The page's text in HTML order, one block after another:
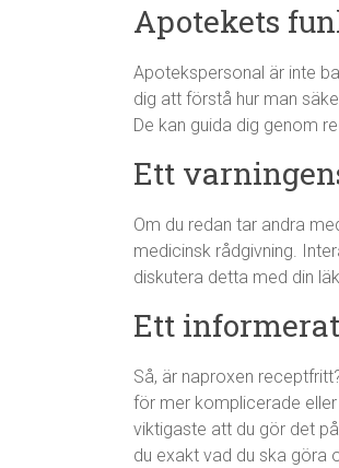
Apotekets
Apotekspersonal är inte
dig att förstå hur man
De kan guida dig genom
Ett
Om du redan tar andra
medicinsk rådgivning.
diskutera detta med din
Ett
Så, är naproxen
för mer komplicerade
viktigaste att du gör det
du exakt vad du ska göra